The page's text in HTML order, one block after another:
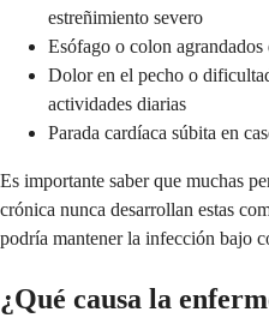
estreñimiento severo
Esófago o colon
Dolor en el pecho o
actividades diarias
Parada cardíaca súbita en
Es importante saber que muchas
crónica nunca desarrollan estas
podría mantener la infección bajo
¿Qué causa la